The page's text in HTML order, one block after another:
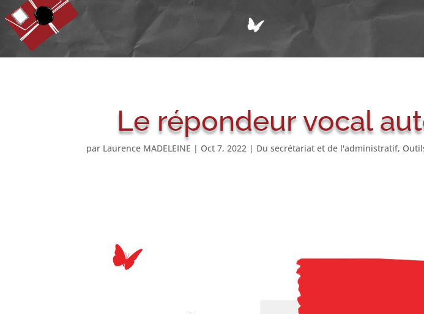
Le répondeur vocal
par Laurence MADELEINE | Oct 7, 2022 | Du secrétariat et de l'administratif,